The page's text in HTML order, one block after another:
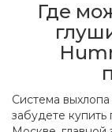
Где
Система
забудете